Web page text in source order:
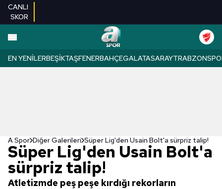
CANLI
SKOR
EN YENILERBEŞIKTAŞFENERBAHÇEGALATASARAY
A Spor Diğer Galerileri Süper Lig'den Usain Bolt'a sürpriz talip!
Süper Lig'den Usain Bolt'a
sürpriz talip!
Atletizmde peş peşe kırdığı rekorların